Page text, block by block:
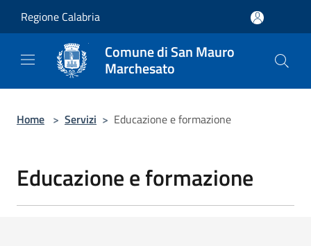
Regione Calabria
Comune di San Mauro
Marchesato
Home > Servizi > Educazione e formazione
Educazione e formazione